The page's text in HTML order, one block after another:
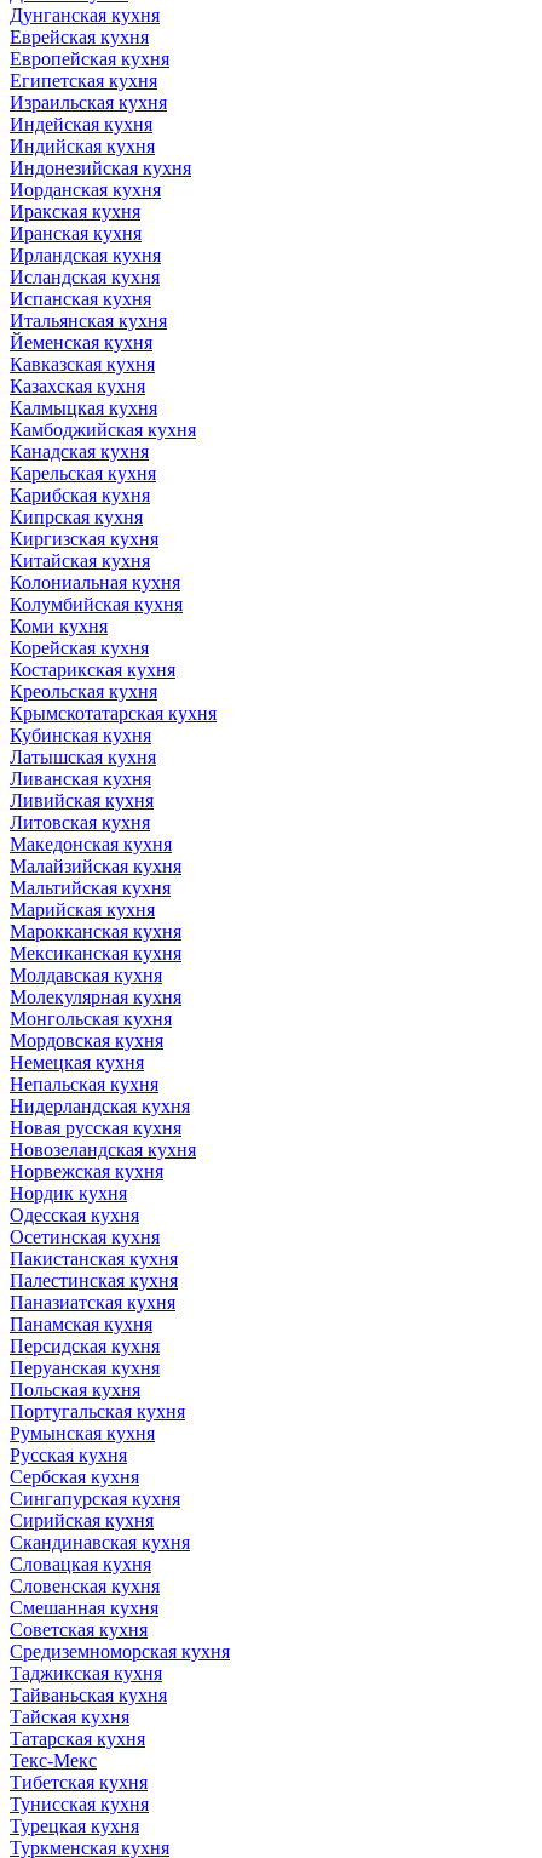
Дунганская кухня
Еврейская кухня
Европейская кухня
Египетская кухня
Израильская кухня
Индейская кухня
Индийская кухня
Индонезийская кухня
Иорданская кухня
Иракская кухня
Иранская кухня
Ирландская кухня
Исландская кухня
Испанская кухня
Итальянская кухня
Йеменская кухня
Кавказская кухня
Казахская кухня
Калмыцкая кухня
Камбоджийская кухня
Канадская кухня
Карельская кухня
Карибская кухня
Кипрская кухня
Киргизская кухня
Китайская кухня
Колониальная кухня
Колумбийская кухня
Коми кухня
Корейская кухня
Костарикская кухня
Креольская кухня
Крымскотатарская кухня
Кубинская кухня
Латышская кухня
Ливанская кухня
Ливийская кухня
Литовская кухня
Македонская кухня
Малайзийская кухня
Мальтийская кухня
Марийская кухня
Марокканская кухня
Мексиканская кухня
Молдавская кухня
Молекулярная кухня
Монгольская кухня
Мордовская кухня
Немецкая кухня
Непальская кухня
Нидерландская кухня
Новая русская кухня
Новозеландская кухня
Норвежская кухня
Нордик кухня
Одесская кухня
Осетинская кухня
Пакистанская кухня
Палестинская кухня
Паназиатская кухня
Панамская кухня
Персидская кухня
Перуанская кухня
Польская кухня
Португальская кухня
Румынская кухня
Русская кухня
Сербская кухня
Сингапурская кухня
Сирийская кухня
Скандинавская кухня
Словацкая кухня
Словенская кухня
Смешанная кухня
Советская кухня
Средиземноморская кухня
Таджикская кухня
Тайваньская кухня
Тайская кухня
Татарская кухня
Текс-Мекс
Тибетская кухня
Тунисская кухня
Турецкая кухня
Туркменская кухня